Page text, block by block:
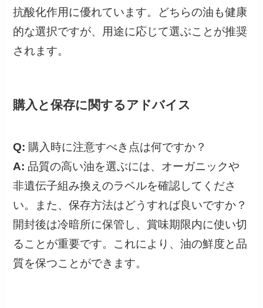
抗酸化作用に優れています。どちらの油も健康
的な選択ですが、用途に応じて選ぶことが推奨
されます。
購入と保存に関するアドバイス
Q: 購入時に注意すべき点は何ですか？
A: 品質の高い油を選ぶには、オーガニックや
非遺伝子組み換えのラベルを確認してくださ
い。また、保存方法はどうすれば良いですか？
開封後は冷暗所に保管し、賞味期限内に使い切
ることが重要です。これにより、油の鮮度と品
質を保つことができます。